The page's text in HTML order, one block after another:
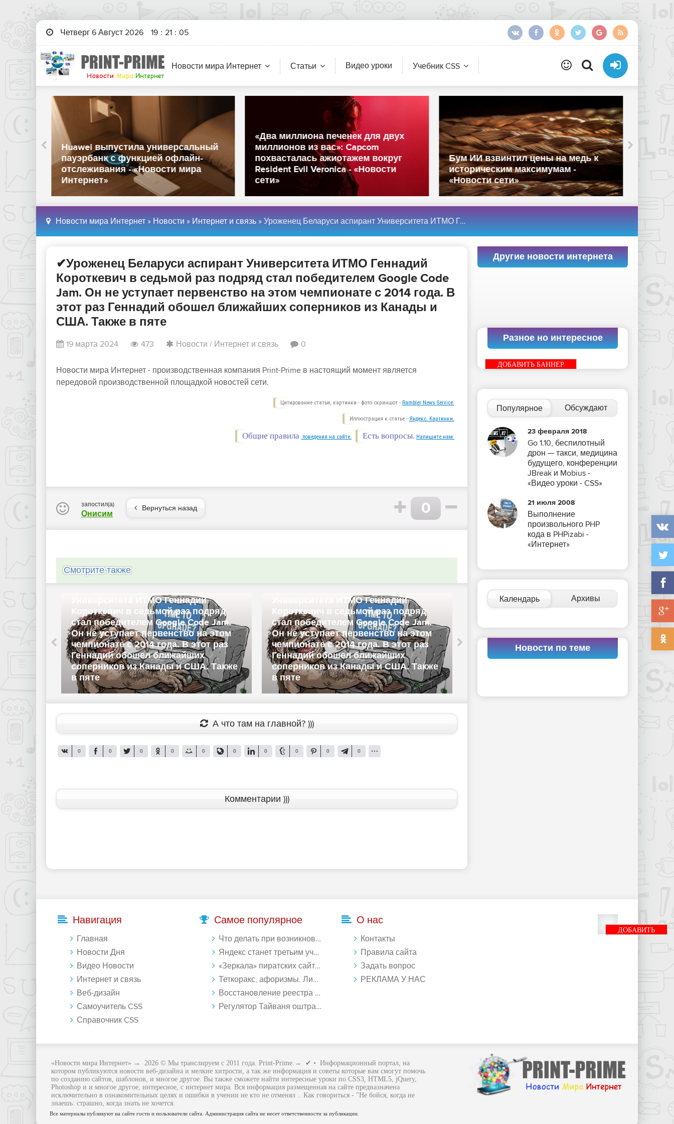
Четверг 6 Август 2026 19 : 21 : 05
Новости мира Интернет Статьи Видео уроки Учебник CSS
Huawei выпустила универсальный
пауэрбанк с функцией офлайн-
отслеживания - «Новости мира
Интернет»
«Два миллиона печенек для двух
миллионов из вас»: Capcom
похвасталась ажиотажем вокруг
Resident Evil Veronica - «Новости
сети»
Бум ИИ взвинтил цены на медь к
историческим максимумам -
«Новости сети»
Новости мира Интернет » Новости » Интернет и связь » Уроженец Беларуси аспирант Университета ИТМО Геннадий Короткевич в седьмой раз подряд стал победителем Google Code Jam. Он не уступает первенство на этом чемпионате с 2014 года. В этот раз Геннадий обошел ближайших соперников из Канады и США. Также в пяте
✔Уроженец Беларуси аспирант Университета ИТМО Геннадий
Короткевич в седьмой раз подряд стал победителем Google Code
Jam. Он не уступает первенство на этом чемпионате с 2014 года. В
этот раз Геннадий обошел ближайших соперников из Канады и
США. Также в пяте
19 марта 2024 473 Новости / Интернет и связь 0
Новости мира Интернет - производственная компания Print-Prime в настоящий момент является
передовой производственной площадкой новостей сети.
Цитирование статьи, картинки - фото скриншот - Rambler News Service.
Иллюстрация к статье - Яндекс. Картинки.
Есть вопросы. Напишите нам.
Общие правила поведения на сайте.
запостил(а)
Онисим
Вернуться назад 0
Смотрите также
Университета ИТМО Геннадий
Короткевич в седьмой раз подряд
стал победителем Google Code Jam.
Он не уступает первенство на этом
чемпионате с 2014 года. В этот раз
Геннадий обошел ближайших
соперников из Канады и США. Также
в пяте
Университета ИТМО Геннадий
Короткевич в седьмой раз подряд
стал победителем Google Code Jam.
Он не уступает первенство на этом
чемпионате с 2014 года. В этот раз
Геннадий обошел ближайших
соперников из Канады и США. Также
в пяте
Уроженец Беларуси аспирант
Университета ИТМО Геннадий
стал победителем Google Code Jam.
чемпионате с 2014 года. В этот раз
Геннадий обошел ближайших
А что там на главной? )))
0 0 0 0 0 0 0 0 0 0
Комментарии )))
Другие новости интернета
Разное но интересное
ДОБАВИТЬ БАННЕР
Популярное Обсуждают
23 февраля 2018
Go 1.10, беспилотный
дрон — такси, медицина
будущего, конференции
JBreak и Mobius -
«Видео уроки - CSS»
21 июля 2008
Выполнение
произвольного PHP
кода в PHPizabi -
«Интернет»
Календарь Архивы
Новости по теме
Навигация
Главная
Новости Дня
Видео Новости
Интернет и связь
Веб-дизайн
Самоучитель CSS
Справочник CSS
Самое популярное
Что делать при возникновении ошибки Download interrupted в Chrome - «Windows»
Яндекс станет третьим участником в процессе ФАС против Google - «Интернет»
«Зеркала» пиратских сайтов будут блокироваться! - «Интернет»
Теткоракс, афоризмы. Лист 1. - «Афоризмы»
Восстановление реестра Windows 10: как восстановить реестр Виндовс 10 - «Windows»
Регулятор Тайваня оштрафует Qualcomm на $774 млн - «Новости сети»
О нас
Контакты
Правила сайта
Задать вопрос
РЕКЛАМА У НАС
ДОБАВИТЬ
«Новости мира Интернет» → 2026 © Мы транслируем с 2011 года. Print-Prime.→ ✔ • Информационный портал, на
котором публикуются новости веб-дизайна и мелкие хитрости, а так же информация и советы которые вам смогут помочь
по созданию сайтов, шаблонов, и многое другое. Вы также сможете найти интересные уроки по CSS3, HTML5, jQuery,
Photoshop и и многое другое, интересное, с интернет мира. Вся информация размещенная на сайте предназначена
исключительно в ознакомительных целях и ошибки в учении не кто не отменял .. Как говориться - "Не бойся, когда не
знаешь: страшно, когда знать не хочется.
Все материалы публикуют на сайте гости и пользователи сайта. Администрация сайта не несет ответственности за публикации.